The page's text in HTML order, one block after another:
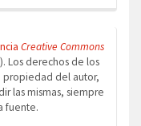
Creative Commons
). Los derechos de los
propiedad del autor,
las mismas, siempre
fuente.